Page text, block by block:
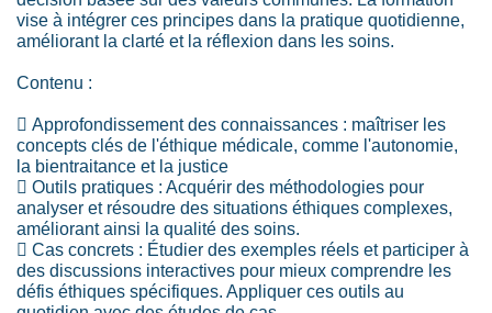
vise à intégrer ces principes dans la pratique quotidienne,
améliorant la clarté et la réflexion dans les soins.
Contenu :
 Approfondissement des connaissances : maîtriser les
concepts clés de l'éthique médicale, comme l'autonomie,
la bientraitance et la justice
 Outils pratiques : Acquérir des méthodologies pour
analyser et résoudre des situations éthiques complexes,
améliorant ainsi la qualité des soins.
 Cas concrets : Étudier des exemples réels et participer à
des discussions interactives pour mieux comprendre les
défis éthiques spécifiques. Appliquer ces outils au